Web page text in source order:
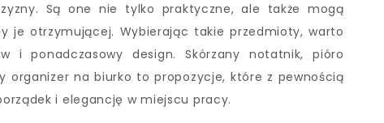
Są one nie tylko praktyczne, ale także mogą
je otrzymującej. Wybierając takie przedmioty, warto
i ponadczasowy design. Skórzany notatnik, pióro
organizer na biurko to propozycje, które z pewnością
i elegancję w miejscu pracy.